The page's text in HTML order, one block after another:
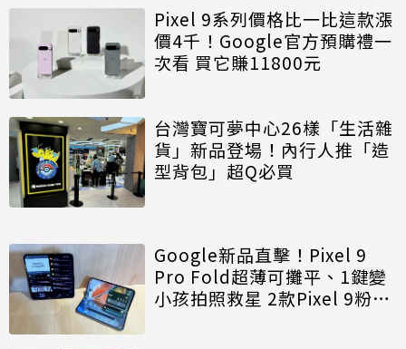
Pixel 9系列價格比一比這款漲
價4千！Google官方預購禮一
次看 買它賺11800元
台灣寶可夢中心26樣「生活雜
貨」新品登場！內行人推「造
型背包」超Q必買
Google新品直擊！Pixel 9
Pro Fold超薄可攤平、1鍵變
小孩拍照救星 2款Pixel 9粉色